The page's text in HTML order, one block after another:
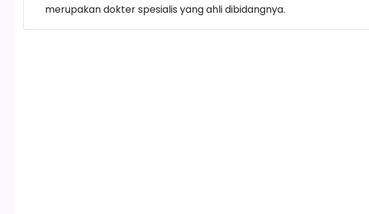
merupakan dokter spesialis yang ahli dibidangnya.